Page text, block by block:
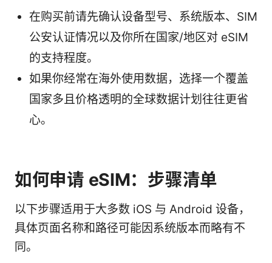
在购买前请先确认设备型号、系统版本、SIM
公安认证情况以及你所在国家/地区对 eSIM
的支持程度。
如果你经常在海外使用数据，选择一个覆盖
国家多且价格透明的全球数据计划往往更省
心。
如何申请 eSIM：步骤清单
以下步骤适用于大多数 iOS 与 Android 设备，
具体页面名称和路径可能因系统版本而略有不
同。